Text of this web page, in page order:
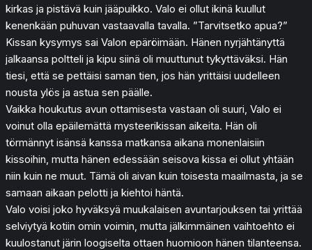
kirkas ja pistävä kuin jääpuikko. Valo ei ollut ikinä kuullut
kenenkään puhuvan vastaavalla tavalla. ”Tarvitsetko apua?”
Kissan kysymys sai Valon epäröimään. Hänen nyrjähtänyttä
jalkaansa poltteli ja kipu siinä oli muuttunut tykyttäväksi. Hän
tiesi, että se pettäisi saman tien, jos hän yrittäisi uudelleen
nousta ylös ja astua sen päälle.
Vaikka houkutus avun ottamisesta vastaan oli suuri, Valo ei
voinut olla epäilemättä mysteerikissan aikeita. Hän oli
törmännyt isänsä kanssa matkansa aikana monenlaisiin
kissoihin, mutta hänen edessään seisova kissa ei ollut yhtään
niin kuin ne muut. Tämä oli aivan kuin toisesta maailmasta, ja se
samaan aikaan pelotti ja kiehtoi häntä.
Valo voisi joko hyväksyä muukalaisen avuntarjouksen tai yrittää
selviytyä kotiin omin voimin, mutta jälkimmäinen vaihtoehto ei
kuulostanut järin loogiselta ottaen huomioon hänen tilanteensa.